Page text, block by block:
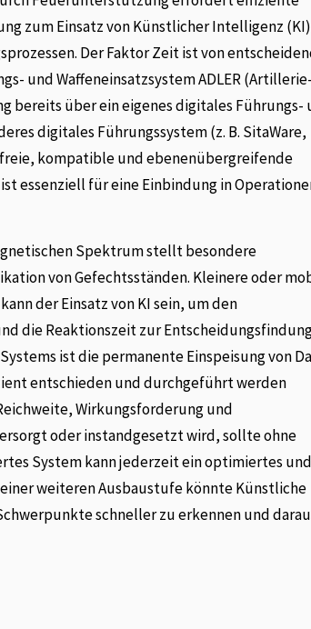
zum Einsatz von Künstlicher Intelligenz
Der Faktor Zeit ist von
und Waffeneinsatzsystem ADLER
bereits über ein eigenes digitales Führungs-
digitales Führungssystem (z. B. SitaWare,
kompatible und ebenenübergreifende
essenziell für eine Einbindung in
Spektrum stellt besondere
von Gefechtsständen. Kleinere oder
der Einsatz von KI sein, um den
die Reaktionszeit zur
ist die permanente Einspeisung von
entschieden und durchgeführt werden
Wirkungsforderung und
oder instandgesetzt wird, sollte ohne
System kann jederzeit ein optimiertes und
weiteren Ausbaustufe könnte Künstliche
schneller zu erkennen und